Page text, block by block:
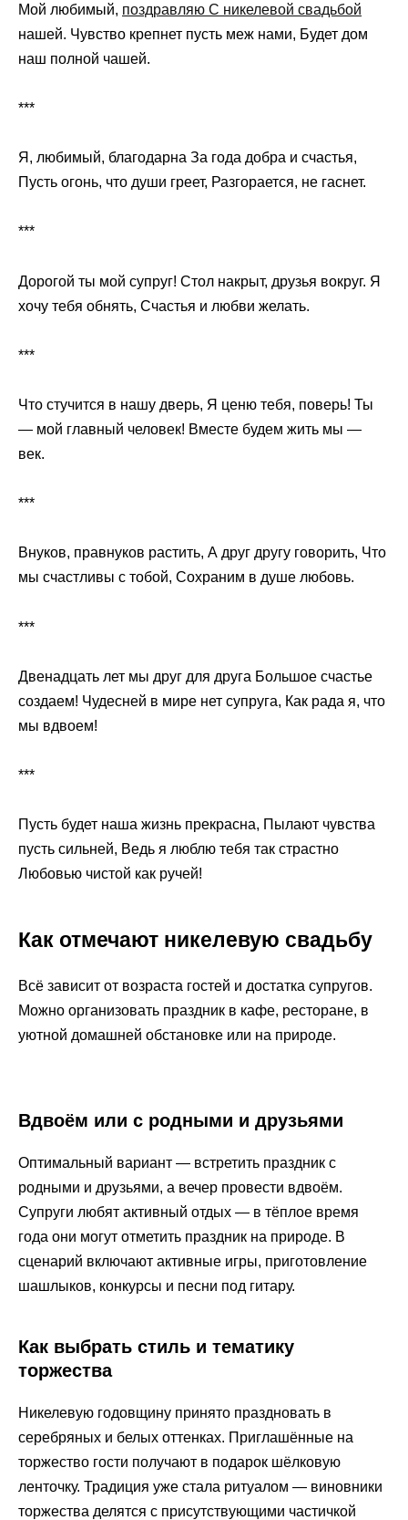
Мой любимый, поздравляю С никелевой свадьбой
нашей. Чувство крепнет пусть меж нами, Будет дом
наш полной чашей.
***
Я, любимый, благодарна За года добра и счастья,
Пусть огонь, что души греет, Разгорается, не гаснет.
***
Дорогой ты мой супруг! Стол накрыт, друзья вокруг. Я
хочу тебя обнять, Счастья и любви желать.
***
Что стучится в нашу дверь, Я ценю тебя, поверь! Ты
— мой главный человек! Вместе будем жить мы —
век.
***
Внуков, правнуков растить, А друг другу говорить, Что
мы счастливы с тобой, Сохраним в душе любовь.
***
Двенадцать лет мы друг для друга Большое счастье
создаем! Чудесней в мире нет супруга, Как рада я, что
мы вдвоем!
***
Пусть будет наша жизнь прекрасна, Пылают чувства
пусть сильней, Ведь я люблю тебя так страстно
Любовью чистой как ручей!
Как отмечают никелевую свадьбу
Всё зависит от возраста гостей и достатка супругов.
Можно организовать праздник в кафе, ресторане, в
уютной домашней обстановке или на природе.
Вдвоём или с родными и друзьями
Оптимальный вариант — встретить праздник с
родными и друзьями, а вечер провести вдвоём.
Супруги любят активный отдых — в тёплое время
года они могут отметить праздник на природе. В
сценарий включают активные игры, приготовление
шашлыков, конкурсы и песни под гитару.
Как выбрать стиль и тематику
торжества
Никелевую годовщину принято праздновать в
серебряных и белых оттенках. Приглашённые на
торжество гости получают в подарок шёлковую
ленточку. Традиция уже стала ритуалом — виновники
торжества делятся с присутствующими частичкой